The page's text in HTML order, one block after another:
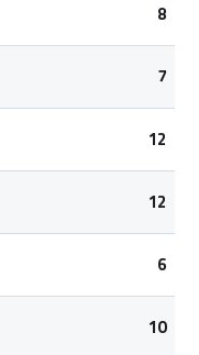
8
7
12
12
6
10